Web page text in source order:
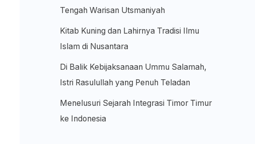
Tengah Warisan Utsmaniyah
Kitab Kuning dan Lahirnya Tradisi Ilmu
Islam di Nusantara
Di Balik Kebijaksanaan Ummu Salamah,
Istri Rasulullah yang Penuh Teladan
Menelusuri Sejarah Integrasi Timor Timur
ke Indonesia